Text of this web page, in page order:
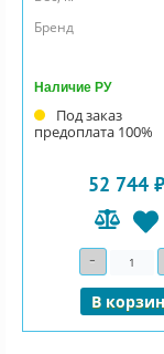
Бренд
Наличие РУ
Под заказ
предоплата 100%
52 744 ₽
-
В